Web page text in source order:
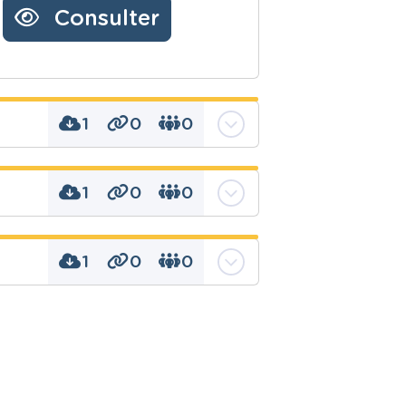
Consulter
1 0 0
Durée : 6-7
1 0 0
1 0 0